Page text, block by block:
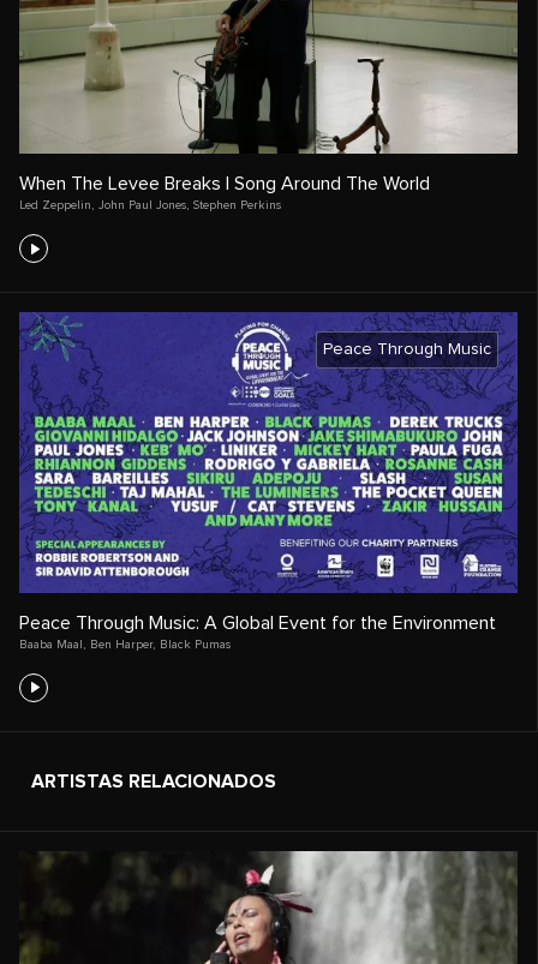
When The Levee Breaks | Song Around The World
Led Zeppelin , John Paul Jones, Stephen Perkins
Peace Through Music
Peace Through Music: A Global Event for the Environment
Baaba Maal Ben Harper, Black Pumas
ARTISTAS RELACIONADOS